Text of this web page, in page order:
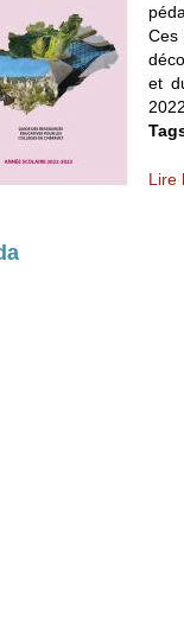
Ces
et
Lire